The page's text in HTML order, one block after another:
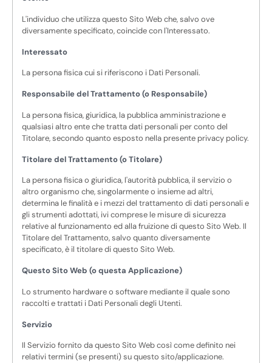
L'individuo che utilizza questo Sito Web che, salvo ove
diversamente specificato, coincide con l'Interessato.
Interessato
La persona fisica cui si riferiscono i Dati Personali.
Responsabile del Trattamento (o Responsabile)
La persona fisica, giuridica, la pubblica amministrazione e
qualsiasi altro ente che tratta dati personali per conto del
Titolare, secondo quanto esposto nella presente privacy policy.
Titolare del Trattamento (o Titolare)
La persona fisica o giuridica, l'autorità pubblica, il servizio o
altro organismo che, singolarmente o insieme ad altri,
determina le finalità e i mezzi del trattamento di dati personali e
gli strumenti adottati, ivi comprese le misure di sicurezza
relative al funzionamento ed alla fruizione di questo Sito Web. Il
Titolare del Trattamento, salvo quanto diversamente
specificato, è il titolare di questo Sito Web.
Questo Sito Web (o questa Applicazione)
Lo strumento hardware o software mediante il quale sono
raccolti e trattati i Dati Personali degli Utenti.
Servizio
Il Servizio fornito da questo Sito Web così come definito nei
relativi termini (se presenti) su questo sito/applicazione.